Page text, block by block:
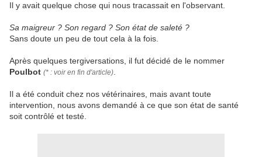
Il y avait quelque chose qui nous tracassait en l'observant.
Sa maigreur ? Son regard ? Son état de saleté ?
Sans doute un peu de tout cela à la fois.
Après quelques tergiversations, il fut décidé de le nommer
Poulbot (* : voir en fin d'article)
Il a été conduit chez nos vétérinaires, mais avant toute
intervention, nous avons demandé à ce que son état de santé
soit contrôlé et testé.